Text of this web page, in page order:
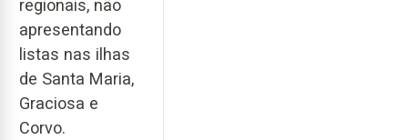
regionais, não
apresentando
listas nas ilhas
de Santa Maria,
Graciosa e
Corvo.